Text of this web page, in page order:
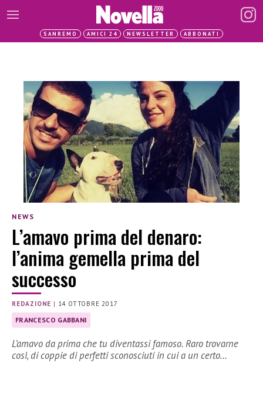
SANREMO AMICI 24 NEWSLETTER ABBONATI
NEWS
L’amavo prima del denaro:
l’anima gemella prima del
successo
REDAZIONE | 14 OTTOBRE 2017
FRANCESCO GABBANI
L’amavo da prima che tu diventassi famoso. Raro trovarne
così, di coppie di perfetti sconosciuti in cui a un certo…